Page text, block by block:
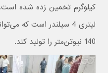
140 نیوتن‌متر را تولید کند.